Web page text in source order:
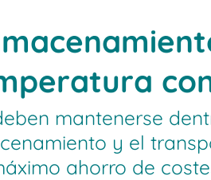
mantenerse
y el
ahorro de